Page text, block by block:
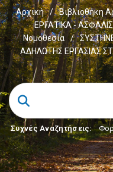
Αρχική / Βιβλιοθήκη
ΕΡΓΑΤΙΚΑ -
Νομοθεσία
/
ΑΔΗΛΩΤΗΣ ΕΡΓΑΣΙΑΣ
Συχνές Αναζητήσεις: